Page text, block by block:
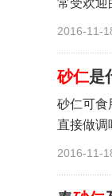
常受欢迎
2016-11-
砂仁是
砂仁可食
直接做调
2016-11-